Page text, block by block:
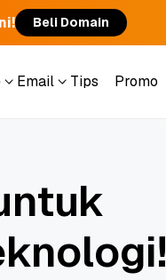
Beli Domain
Email
Tips
Promo